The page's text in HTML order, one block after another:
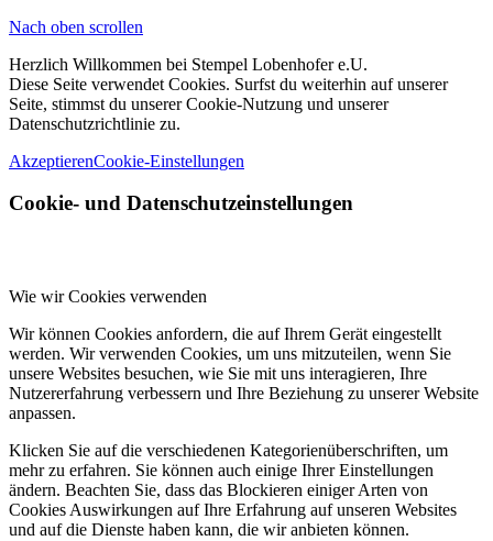
Nach oben scrollen
Herzlich Willkommen bei Stempel Lobenhofer e.U.
Diese Seite verwendet Cookies. Surfst du weiterhin auf unserer
Seite, stimmst du unserer Cookie-Nutzung und unserer
Datenschutzrichtlinie zu.
AkzeptierenCookie-Einstellungen
Cookie- und Datenschutzeinstellungen
Wie wir Cookies verwenden
Wir können Cookies anfordern, die auf Ihrem Gerät eingestellt
werden. Wir verwenden Cookies, um uns mitzuteilen, wenn Sie
unsere Websites besuchen, wie Sie mit uns interagieren, Ihre
Nutzererfahrung verbessern und Ihre Beziehung zu unserer Website
anpassen.
Klicken Sie auf die verschiedenen Kategorienüberschriften, um
mehr zu erfahren. Sie können auch einige Ihrer Einstellungen
ändern. Beachten Sie, dass das Blockieren einiger Arten von
Cookies Auswirkungen auf Ihre Erfahrung auf unseren Websites
und auf die Dienste haben kann, die wir anbieten können.